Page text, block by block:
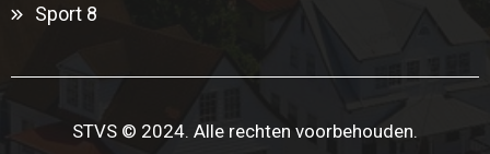
Sport 8
STVS © 2024. Alle rechten voorbehouden.